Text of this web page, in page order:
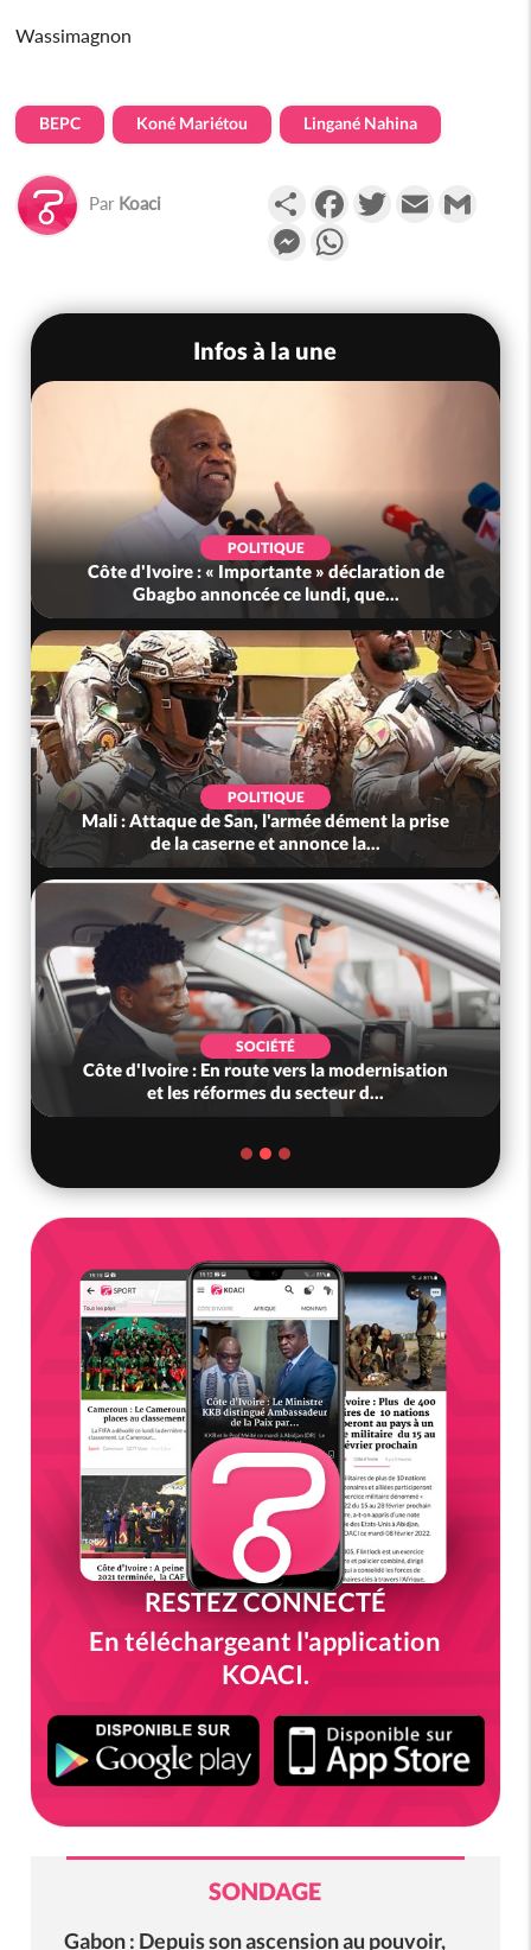
Wassimagnon
BEPC Koné Mariétou Lingané Nahina
Par Koaci PartagerFacebookTwitterEmail
Messenger
Infos à la une
POLITIQUE
Côte d'Ivoire : « Importante » déclaration de
Gbagbo annoncée ce lundi, que...
POLITIQUE
Mali : Attaque de San, l'armée dément la prise
de la caserne et annonce la...
SOCIÉTÉ
Côte d'Ivoire : En route vers la modernisation
et les réformes du secteur d...
RESTEZ CONNECTÉ
En téléchargeant l'application
KOACI.
SONDAGE
Gabon : Depuis son ascension au pouvoir,